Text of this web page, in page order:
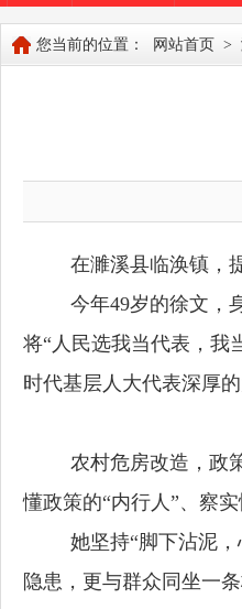
您当前的位置： 网站首页 >
在濉溪县临涣镇，
今年49岁的徐文，
将“人民选我当代表，我
时代基层人大代表深厚
农村危房改造，政
懂政策的“内行人”、察实
她坚持“脚下沾泥
隐患，更与群众同坐一